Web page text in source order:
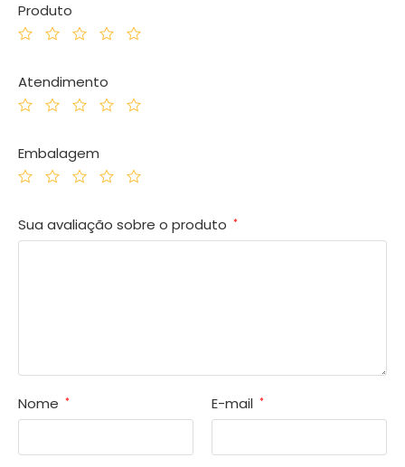
Produto
Atendimento
Embalagem
Sua avaliação sobre o produto *
Nome * E-mail *